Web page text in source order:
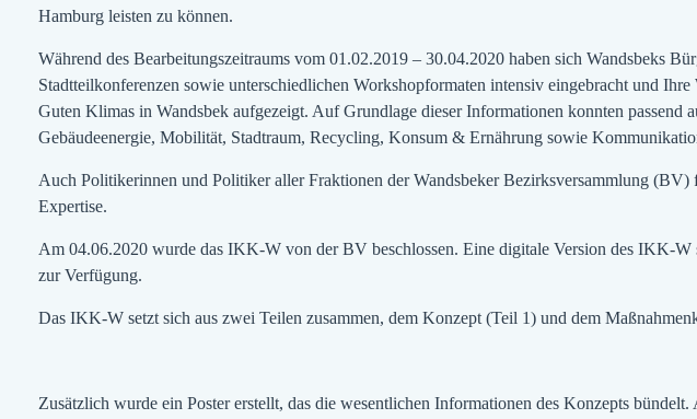
Hamburg leisten zu können.
Während des Bearbeitungszeitraums vom 01.02.2019 – 30.04.2020 haben sich Wandsbeks
Stadtteilkonferenzen sowie unterschiedlichen Workshopformaten intensiv eingebracht und
Guten Klimas in Wandsbek aufgezeigt. Auf Grundlage dieser Informationen konnten
Gebäudeenergie, Mobilität, Stadtraum, Recycling, Konsum & Ernährung sowie
Auch Politikerinnen und Politiker aller Fraktionen der Wandsbeker Bezirksversammlung
Expertise.
Am 04.06.2020 wurde das IKK-W von der BV beschlossen. Eine digitale Version des IKK-W
zur Verfügung.
Das IKK-W setzt sich aus zwei Teilen zusammen, dem Konzept (Teil 1) und dem
Zusätzlich wurde ein Poster erstellt, das die wesentlichen Informationen des Konzepts